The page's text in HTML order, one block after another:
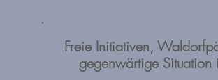
Freie Initiativen,
gegenwärtige Situation